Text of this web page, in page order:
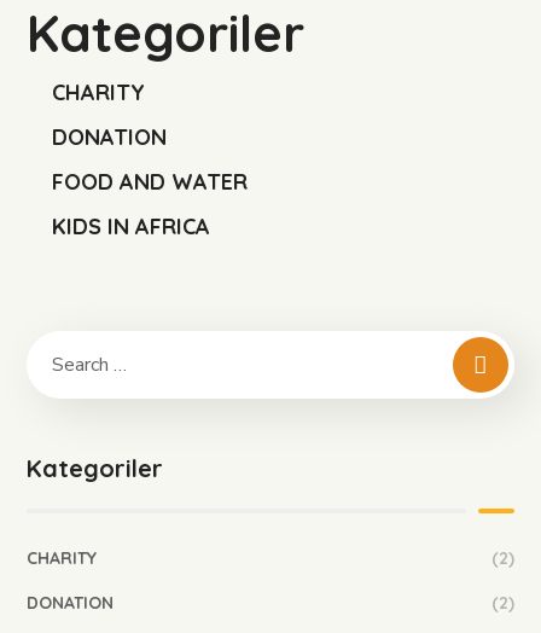
Kategoriler
CHARITY
DONATION
FOOD AND WATER
KIDS IN AFRICA
Kategoriler
CHARITY (2)
DONATION (2)